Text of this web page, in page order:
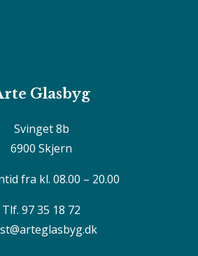
Glasbyg
Svinget 8b
6900 Skjern
fra kl. 08.00 – 20.00
Tlf. 97 35 18 72